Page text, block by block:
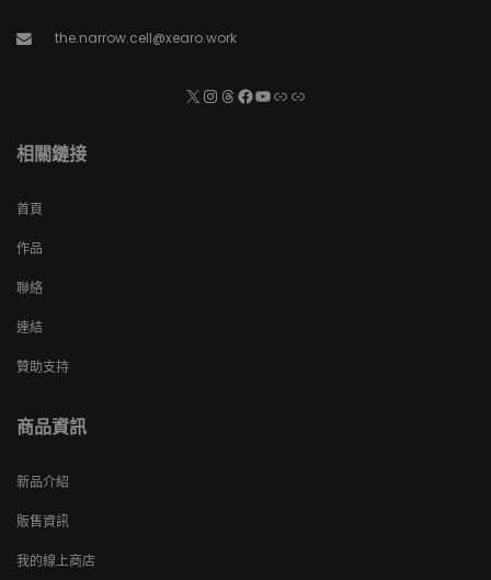
the.narrow.cell@xearo.work
相關鏈接
首頁
作品
聯絡
連結
贊助支持
商品資訊
新品介紹
販售資訊
我的線上商店